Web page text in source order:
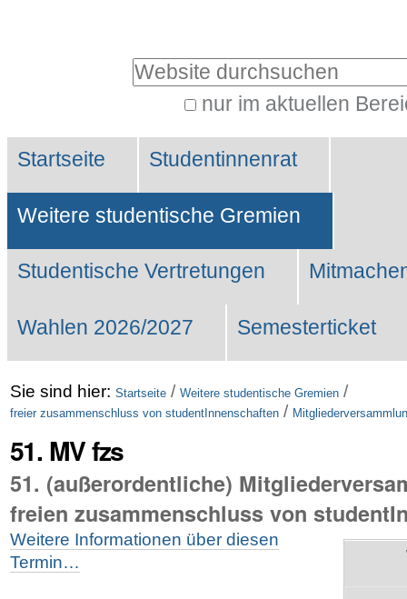
Website durchsuchen
nur im aktuellen
Suche…
Sektionen
Startseite Studentinnenrat
Weitere studentische Gremien
Studentische Vertretungen
Wahlen 2026/2027 Semesterticket
Sie sind hier: Startseite / Weitere studentische Gremien /
freier zusammenschluss von studentInnenschaften /
51. MV fzs
51. (außerordentliche)
freien zusammenschluss von
Weitere Informationen über diesen
Termin…